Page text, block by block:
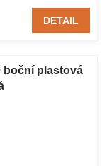
DETAIL
boční plastová